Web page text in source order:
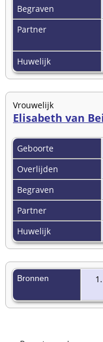
Begraven
Partner
Huwelijk
Vrouwelijk
Elisabeth van
Geboorte
Overlijden
Begraven
Partner
Huwelijk
Bronnen